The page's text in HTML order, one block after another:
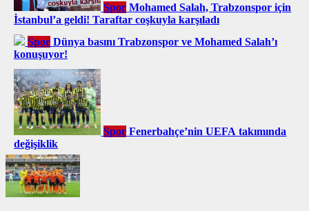
Spor Mohamed Salah, Trabzonspor için
İstanbul’a geldi! Taraftar coşkuyla karşıladı
Spor Dünya basını Trabzonspor ve Mohamed Salah’ı
konuşuyor!
Spor Fenerbahçe’nin UEFA takımında
değişiklik